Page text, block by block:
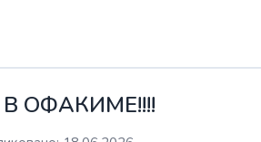
ОФАКИМЕ!!!!